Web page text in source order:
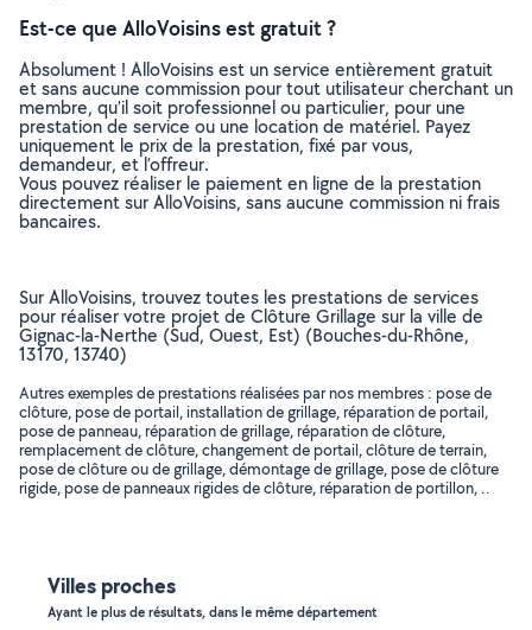
Est-ce que AlloVoisins est gratuit ?
Absolument ! AlloVoisins est un service entièrement gratuit
et sans aucune commission pour tout utilisateur cherchant un
membre, qu’il soit professionnel ou particulier, pour une
prestation de service ou une location de matériel. Payez
uniquement le prix de la prestation, fixé par vous,
demandeur, et l’offreur.
Vous pouvez réaliser le paiement en ligne de la prestation
directement sur AlloVoisins, sans aucune commission ni frais
bancaires.
Sur AlloVoisins, trouvez toutes les prestations de services
pour réaliser votre projet de Clôture Grillage sur la ville de
Gignac-la-Nerthe (Sud, Ouest, Est) (Bouches-du-Rhône,
13170, 13740)
Autres exemples de prestations réalisées par nos membres : pose de
clôture, pose de portail, installation de grillage, réparation de portail,
pose de panneau, réparation de grillage, réparation de clôture,
remplacement de clôture, changement de portail, clôture de terrain,
pose de clôture ou de grillage, démontage de grillage, pose de clôture
rigide, pose de panneaux rigides de clôture, réparation de portillon, ..
Villes proches
Ayant le plus de résultats, dans le même département